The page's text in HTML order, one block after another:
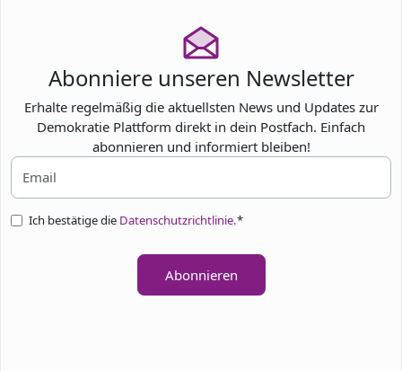
Abonniere unseren Newsletter
Erhalte regelmäßig die aktuellsten News und Updates zur
Demokratie Plattform direkt in dein Postfach. Einfach
abonnieren und informiert bleiben!
Ich bestätige die Datenschutzrichtlinie.*
Abonnieren